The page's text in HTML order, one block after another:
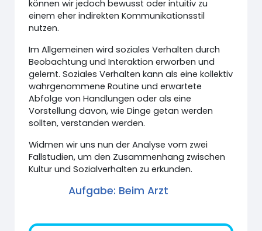
können wir jedoch bewusst oder intuitiv zu
einem eher indirekten Kommunikationsstil
nutzen.
Im Allgemeinen wird soziales Verhalten durch
Beobachtung und Interaktion erworben und
gelernt. Soziales Verhalten kann als eine kollektiv
wahrgenommene Routine und erwartete
Abfolge von Handlungen oder als eine
Vorstellung davon, wie Dinge getan werden
sollten, verstanden werden.
Widmen wir uns nun der Analyse vom zwei
Fallstudien, um den Zusammenhang zwischen
Kultur und Sozialverhalten zu erkunden.
Aufgabe: Beim Arzt